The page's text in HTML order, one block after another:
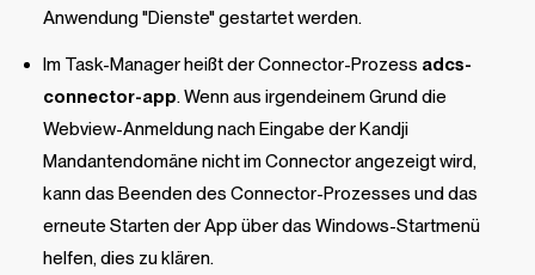
Anwendung "Dienste" gestartet werden.
Im Task-Manager heißt der Connector-Prozess adcs-
connector-app. Wenn aus irgendeinem Grund die
Webview-Anmeldung nach Eingabe der Kandji
Mandantendomäne nicht im Connector angezeigt wird,
kann das Beenden des Connector-Prozesses und das
erneute Starten der App über das Windows-Startmenü
helfen, dies zu klären.